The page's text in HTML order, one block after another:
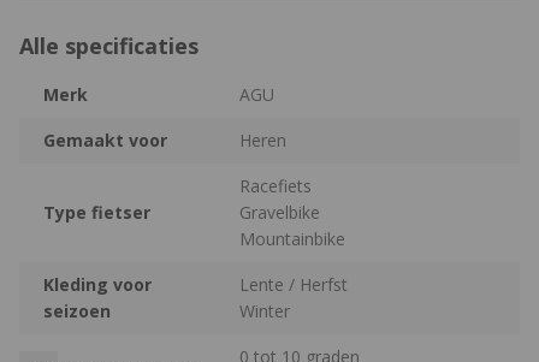
Alle specificaties
Merk
AGU
Gemaakt voor
Heren
Type fietser
Racefiets
Gravelbike
Mountainbike
Kleding voor
seizoen
Lente / Herfst
Winter
0 tot 10 graden